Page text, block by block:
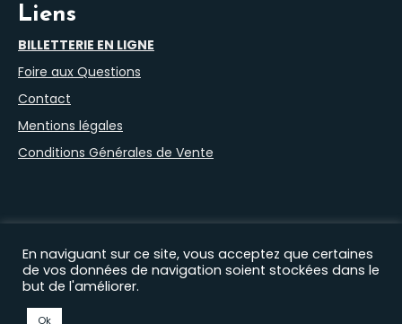
Liens
BILLETTERIE EN LIGNE
Foire aux Questions
Contact
Mentions légales
Conditions Générales de Vente
Nos autres sites :Filprod Productions
|Comédie Saint Roch
En naviguant sur ce site, vous acceptez que certaines
de vos données de navigation soient stockées dans le
but de l'améliorer.
Ok